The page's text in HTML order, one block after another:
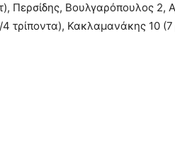
Περσίδης, Βουλγαρόπουλος 2,
τρίποντα), Κακλαμανάκης 10 (7